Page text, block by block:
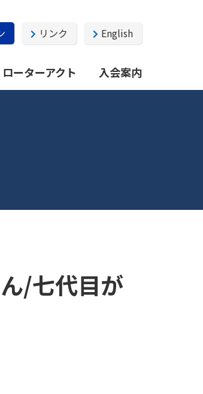
リンク English
ローターアクト 入会案内
/七代目が